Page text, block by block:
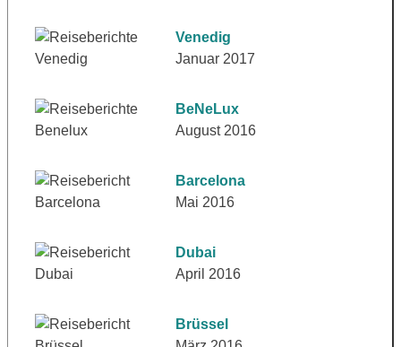
Venedig
Januar 2017
BeNeLux
August 2016
Barcelona
Mai 2016
Dubai
April 2016
Brüssel